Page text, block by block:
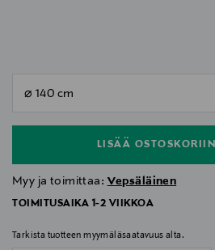
LISÄÄ OSTOSKORIIN
Myy ja toimittaa: Vepsäläinen
TOIMITUSAIKA 1-2 VIIKKOA
Tarkista tuotteen myymäläsaatavuus alta.